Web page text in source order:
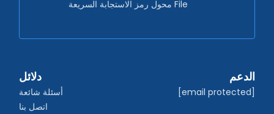
محول رمز الاستجابة السريعة File
دلائل
أسئلة شائعة
اتصل بنا
الدعم
[email protected]